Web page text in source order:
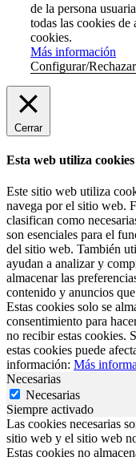
de la persona
todas las cookies de
cookies.
Más información
Configurar/Rechazar
Cerrar
Esta web utiliza
Este sitio web utiliza
navega por el sitio web.
clasifican como
son esenciales para el
del sitio web. También
ayudan a analizar y
almacenar las
contenido y anuncios
Estas cookies solo se
consentimiento para
no recibir estas cookies.
estas cookies puede
información: Más
Necesarias
Necesarias
Siempre activado
Las cookies necesarias
sitio web y el sitio web
Estas cookies no